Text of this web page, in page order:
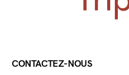
CONTACTEZ-NOUS